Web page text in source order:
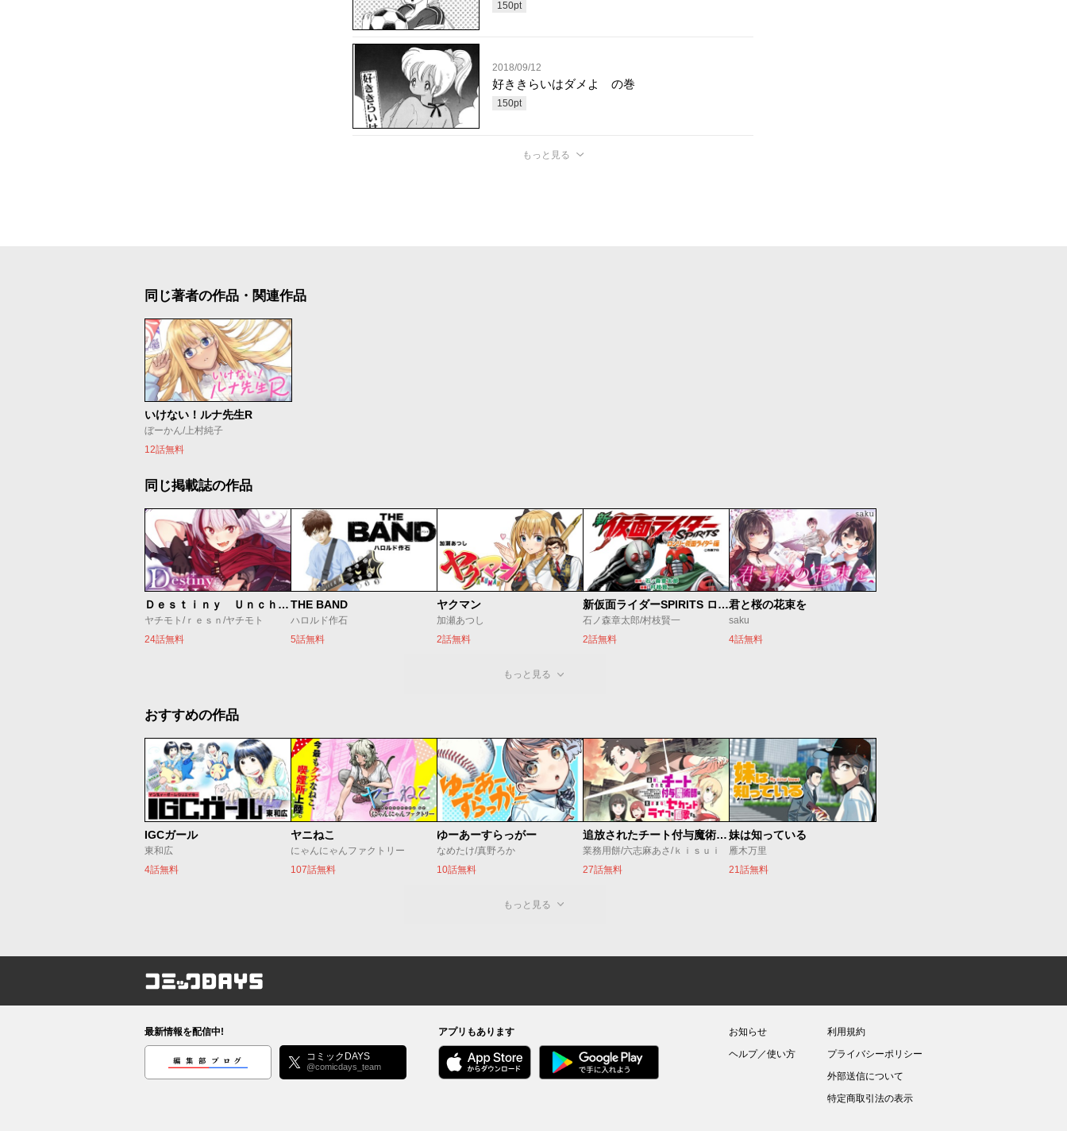
150pt
2018/09/12
好ききらいはダメよ の巻
150pt
もっと見る
同じ著者の作品・関連作品
いけない！ルナ先生R
ぼーかん/上村純子
12話無料
同じ掲載誌の作品
Ｄｅｓｔｉｎｙ Ｕｎｃｈａｉｎ Ｏｎｌｉｎｅ 吸血鬼少女となって、やがて『赤の魔王』と呼ばれるようになりました
ヤチモト/ｒｅｓｎ/ヤチモト
24話無料
THE BAND
ハロルド作石
5話無料
ヤクマン
加瀬あつし
2話無料
新仮面ライダーSPIRITS ロンリー仮面ライダー編
石ノ森章太郎/村枝賢一
2話無料
君と桜の花束を
saku
4話無料
もっと見る
おすすめの作品
IGCガール
東和広
4話無料
ヤニねこ
にゃんにゃんファクトリー
107話無料
ゆーあーすらっがー
なめたけ/真野ろか
10話無料
追放されたチート付与魔術師は気ままなセカンドライフを謳歌する。 ～俺は武器だけじゃなく、あらゆるものに『強化ポイント』を付与できるし、俺の意思でいつでも効果を解除できるけど、残った人たち大丈夫？～
業務用餅/六志麻あさ/ｋｉｓｕｉ
27話無料
妹は知っている
雁木万里
21話無料
もっと見る
コミックDAYS
最新情報を配信中!
編集部ブログ コミックDAYS
@comicdays_team
アプリもあります
お知らせ
ヘルプ／使い方
利用規約
プライバシーポリシー
外部送信について
特定商取引法の表示